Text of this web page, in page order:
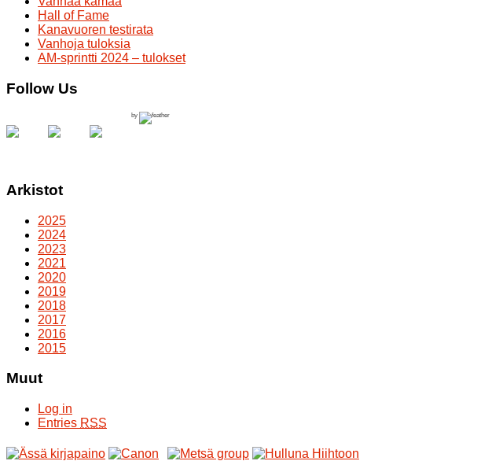
Hall of Fame
Kanavuoren testirata
Vanhoja tuloksia
AM-sprintti 2024 – tulokset
Follow Us
by
Arkistot
2025
2024
2023
2021
2020
2019
2018
2017
2016
2015
Muut
Log in
Entries RSS